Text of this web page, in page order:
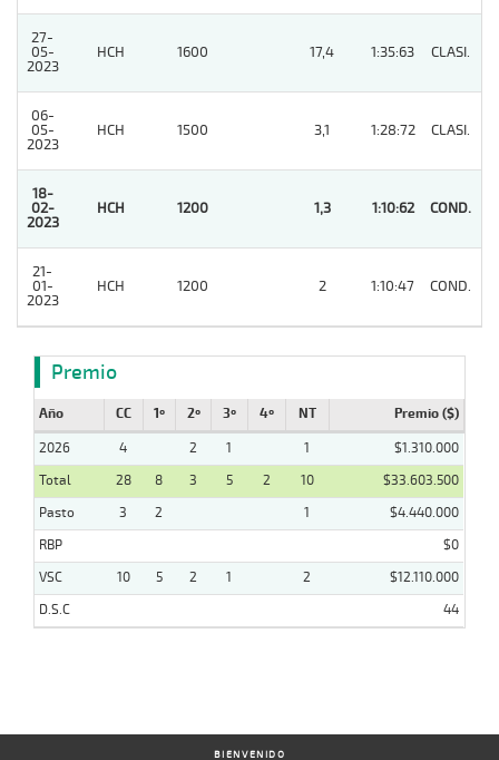
27-
05-
2023
HCH 1600 17,4 1:35:63 CLASI.
06-
05-
2023
HCH 1500 3,1 1:28:72 CLASI.
18-
02-
2023
HCH 1200 1,3 1:10:62 COND.
21-
01-
2023
HCH 1200 2 1:10:47 COND.
Premio
Año CC 1º 2º 3º 4º NT Premio ($)
2026 4 2 1 1
$1.310.000
Total
28 8 3 5 2 10
$33.603.500
Pasto
3 2 1
$4.440.000
RBP
$0
VSC
10 5 2 1 2
$12.110.000
D.S.C
44
BIENVENIDO